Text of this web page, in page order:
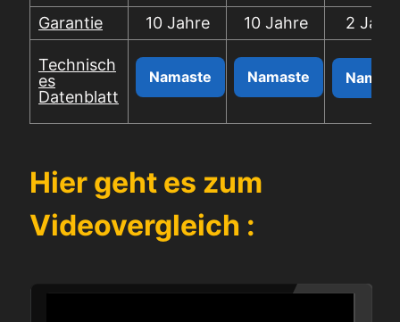
Garantie
10 Jahre 10 Jahre 2
Technisch
es
Datenblatt
Namaste Namaste
Hier geht es zum
Videovergleich :